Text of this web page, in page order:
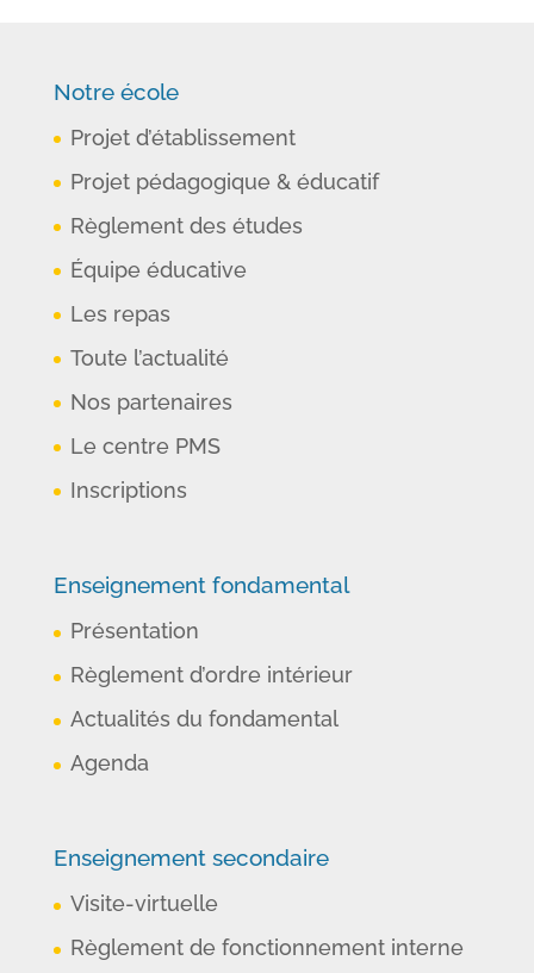
Notre école
Projet d’établissement
Projet pédagogique & éducatif
Règlement des études
Équipe éducative
Les repas
Toute l’actualité
Nos partenaires
Le centre PMS
Inscriptions
Enseignement fondamental
Présentation
Règlement d’ordre intérieur
Actualités du fondamental
Agenda
Enseignement secondaire
Visite-virtuelle
Règlement de fonctionnement interne